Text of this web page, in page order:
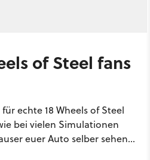
of Steel fans
echte 18 Wheels of Steel
bei vielen Simulationen
euer Auto selber sehen...